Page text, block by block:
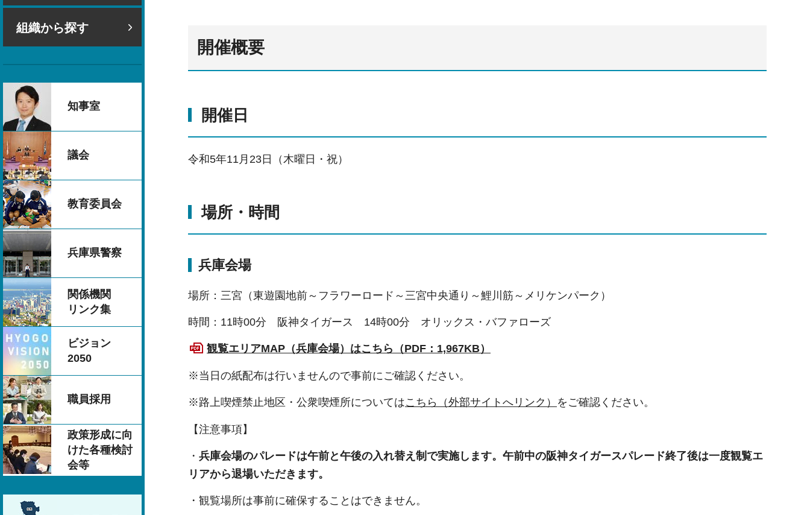
組織から探す
知事室
議会
教育委員会
兵庫県警察
関係機関
リンク集
ビジョン
2050
職員採用
政策形成に向
けた各種検討
会等
開催概要
開催日
令和5年11月23日（木曜日・祝）
場所・時間
兵庫会場
場所：三宮（東遊園地前～フラワーロード～三宮中央通り～鯉川筋～メリケンパーク）
時間：11時00分 阪神タイガース 14時00分 オリックス・バファローズ
観覧エリアMAP（兵庫会場）はこちら（PDF：1,967KB）
※当日の紙配布は行いませんので事前にご確認ください。
※路上喫煙禁止地区・公衆喫煙所についてはこちら（外部サイトへリンク） をご確認ください。
【注意事項】
・ 兵庫会場のパレードは午前と午後の入れ替え制で実施します。午前中の阪神タイガースパレード終了後は一度観覧エ
リアから退場いただきます。
・観覧場所は事前に確保することはできません。